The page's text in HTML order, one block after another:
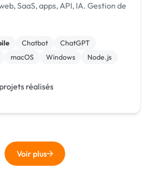
SaaS, apps, API, IA. Gestion de
Chatbot
ChatGPT
macOS Windows
Node.js
réalisés
Voir plus